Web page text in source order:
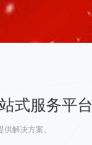
式服务平台
解决方案。